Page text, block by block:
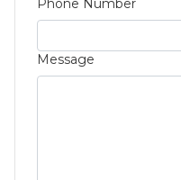
Phone Number
Message